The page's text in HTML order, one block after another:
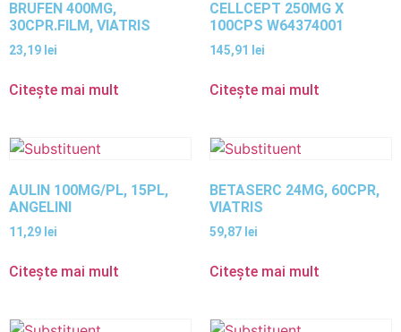
BRUFEN 400MG,
30CPR.FILM, VIATRIS
23,19 lei
Citește mai mult
CELLCEPT 250MG X
100CPS W64374001
145,91 lei
Citește mai mult
AULIN 100MG/PL, 15PL,
ANGELINI
11,29 lei
Citește mai mult
BETASERC 24MG, 60CPR,
VIATRIS
59,87 lei
Citește mai mult